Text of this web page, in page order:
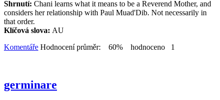
Shrnutí: Chani learns what it means to be a Reverend Mother, and
considers her relationship with Paul Muad'Dib. Not necessarily in
that order.
Klíčová slova: AU
Komentáře Hodnocení průměr: 60% hodnoceno 1
germinare